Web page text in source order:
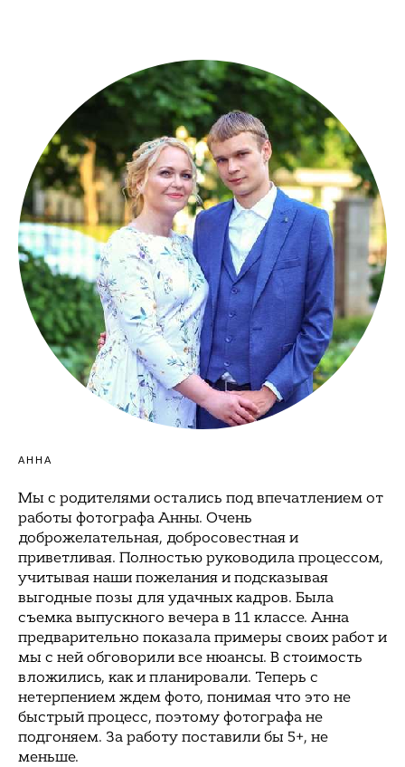
АННА
Мы с родителями остались под впечатлением от
работы фотографа Анны. Очень
доброжелательная, добросовестная и
приветливая. Полностью руководила процессом,
учитывая наши пожелания и подсказывая
выгодные позы для удачных кадров. Была
съемка выпускного вечера в 11 классе. Анна
предварительно показала примеры своих работ и
мы с ней обговорили все нюансы. В стоимость
вложились, как и планировали. Теперь с
нетерпением ждем фото, понимая что это не
быстрый процесс, поэтому фотографа не
подгоняем. За работу поставили бы 5+, не
меньше.